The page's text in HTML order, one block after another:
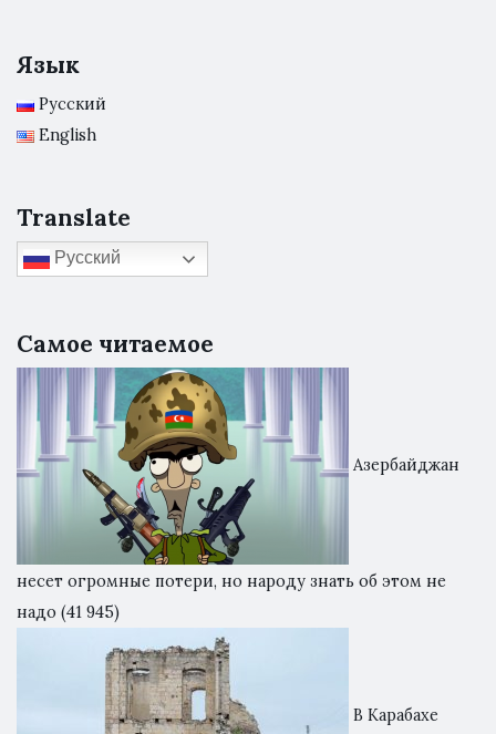
Язык
Русский
English
Translate
Русский
Самое читаемое
Азербайджан
несет огромные потери, но народу знать об этом не
надо (41 945)
В Карабахе